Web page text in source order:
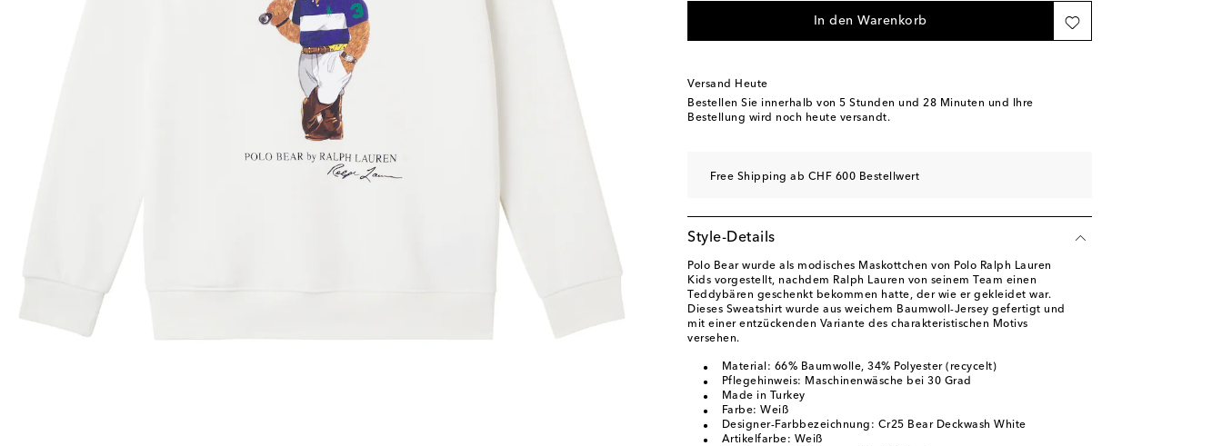
Auf die WunschlisteIn den Warenkorb
Versand Heute
Bestellen Sie innerhalb von 5 Stunden und 28 Minuten und Ihre
Bestellung wird noch heute versandt.
Free Shipping ab CHF 600 Bestellwert
Style-Details
Polo Bear wurde als modisches Maskottchen von Polo Ralph Lauren
Kids vorgestellt, nachdem Ralph Lauren von seinem Team einen
Teddybären geschenkt bekommen hatte, der wie er gekleidet war.
Dieses Sweatshirt wurde aus weichem Baumwoll-Jersey gefertigt und
mit einer entzückenden Variante des charakteristischen Motivs
versehen.
Material: 66% Baumwolle, 34% Polyester (recycelt)
Pflegehinweis: Maschinenwäsche bei 30 Grad
Made in Turkey
Farbe: Weiß
Designer-Farbbezeichnung: Cr25 Bear Deckwash White
Artikelfarbe: Weiß